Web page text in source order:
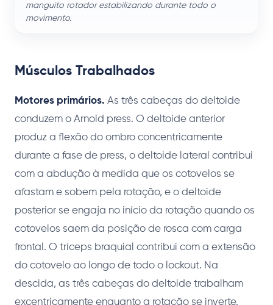
manguito rotador estabilizando durante todo o
movimento.
Músculos Trabalhados
Motores primários. As três cabeças do deltoide
conduzem o Arnold press. O deltoide anterior
produz a flexão do ombro concentricamente
durante a fase de press, o deltoide lateral contribui
com a abdução à medida que os cotovelos se
afastam e sobem pela rotação, e o deltoide
posterior se engaja no início da rotação quando os
cotovelos saem da posição de rosca com carga
frontal. O tríceps braquial contribui com a extensão
do cotovelo ao longo de todo o lockout. Na
descida, as três cabeças do deltoide trabalham
excentricamente enquanto a rotação se inverte.